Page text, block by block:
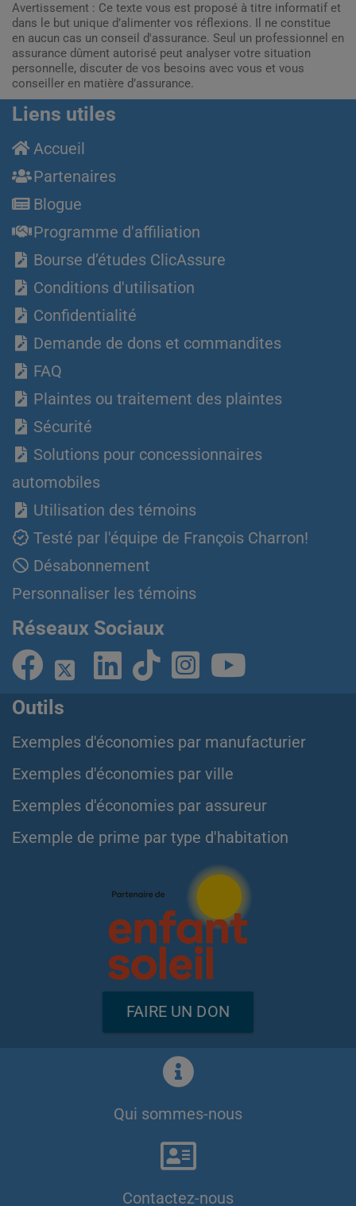
Avertissement : Ce texte vous est proposé à titre informatif et
dans le but unique d’alimenter vos réflexions. Il ne constitue
en aucun cas un conseil d'assurance. Seul un professionnel en
assurance dûment autorisé peut analyser votre situation
personnelle, discuter de vos besoins avec vous et vous
conseiller en matière d’assurance.
Liens utiles
Accueil
Partenaires
Blogue
Programme d'affiliation
Bourse d’études ClicAssure
Conditions d'utilisation
Confidentialité
Demande de dons et commandites
FAQ
Plaintes ou traitement des plaintes
Sécurité
Solutions pour concessionnaires
automobiles
Utilisation des témoins
Testé par l'équipe de François Charron!
Désabonnement
Personnaliser les témoins
Réseaux Sociaux
Outils
Exemples d'économies par manufacturier
Exemples d'économies par ville
Exemples d'économies par assureur
Exemple de prime par type d'habitation
FAIRE UN DON
Qui sommes-nous
Contactez-nous